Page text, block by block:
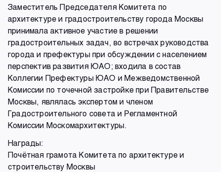
Заместитель Председателя Комитета по
архитектуре и градостроительству города Москвы
принимала активное участие в решении
градостроительных задач, во встречах руководства
города и префектуры при обсуждении с населением
перспектив развития ЮАО; входила в состав
Коллегии Префектуры ЮАО и Межведомственной
Комиссии по точечной застройке при Правительстве
Москвы, являлась экспертом и членом
Градостроительного совета и Регламентной
Комиссии Москомархитектуры.
Награды:
Почётная грамота Комитета по архитектуре и
строительству Москвы